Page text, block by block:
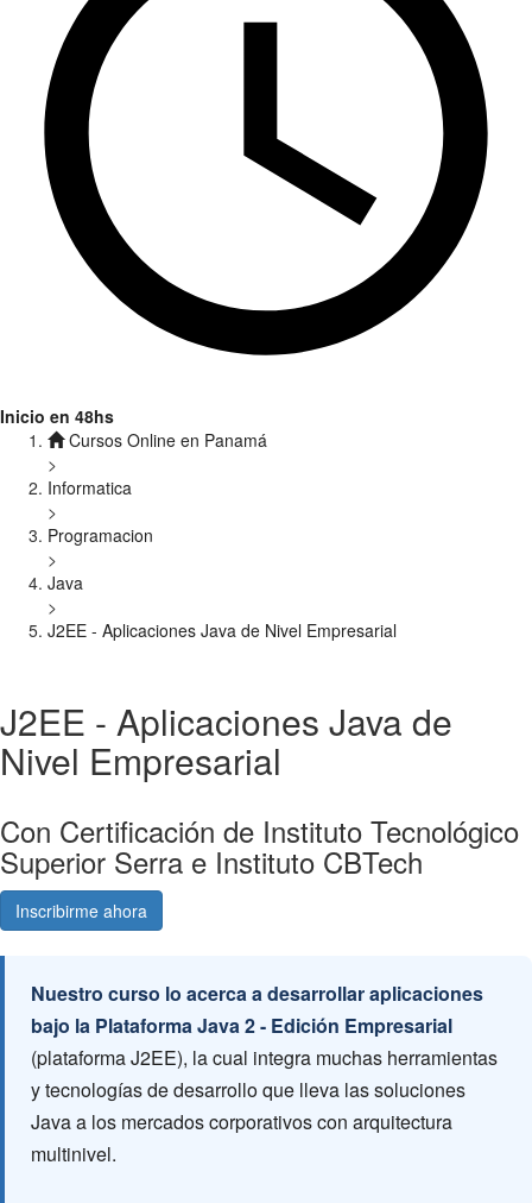
Inicio en 48hs
Cursos Online en Panamá
>
Informatica
>
Programacion
>
Java
>
J2EE - Aplicaciones Java de Nivel Empresarial
J2EE - Aplicaciones Java de
Nivel Empresarial
Con Certificación de Instituto Tecnológico
Superior Serra e Instituto CBTech
Inscribirme ahora
Nuestro curso lo acerca a desarrollar aplicaciones
bajo la Plataforma Java 2 - Edición Empresarial
(plataforma J2EE), la cual integra muchas herramientas
y tecnologías de desarrollo que lleva las soluciones
Java a los mercados corporativos con arquitectura
multinivel.